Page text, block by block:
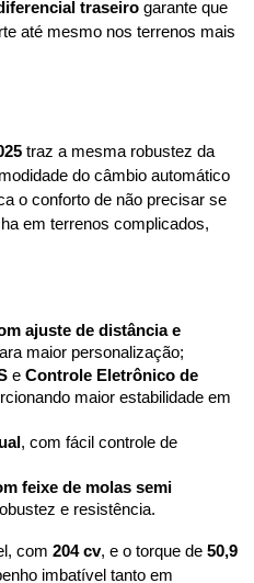
traseiro garante que
até mesmo nos terrenos mais
traz a mesma robustez da
do câmbio automático
o conforto de não precisar se
em terrenos complicados,
ajuste de distância e
maior personalização;
e Controle Eletrônico de
maior estabilidade em
, com fácil controle de
feixe de molas semi
e resistência.
com 204 cv, e o torque de 50,9
imbatível tanto em